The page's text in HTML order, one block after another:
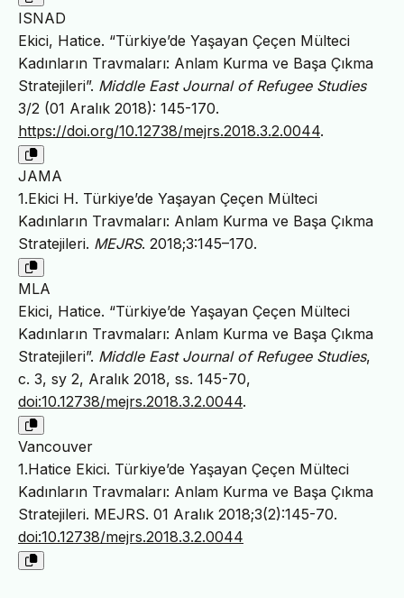
ISNAD
Ekici, Hatice. “Türkiye’de Yaşayan Çeçen Mülteci
Kadınların Travmaları: Anlam Kurma ve Başa Çıkma
Stratejileri”. Middle East Journal of Refugee Studies
3/2 (01 Aralık 2018): 145-170.
https://doi.org/10.12738/mejrs.2018.3.2.0044.
JAMA
1.Ekici H. Türkiye’de Yaşayan Çeçen Mülteci
Kadınların Travmaları: Anlam Kurma ve Başa Çıkma
Stratejileri. MEJRS. 2018;3:145–170.
MLA
Ekici, Hatice. “Türkiye’de Yaşayan Çeçen Mülteci
Kadınların Travmaları: Anlam Kurma ve Başa Çıkma
Stratejileri”. Middle East Journal of Refugee Studies,
c. 3, sy 2, Aralık 2018, ss. 145-70,
doi:10.12738/mejrs.2018.3.2.0044.
Vancouver
1.Hatice Ekici. Türkiye’de Yaşayan Çeçen Mülteci
Kadınların Travmaları: Anlam Kurma ve Başa Çıkma
Stratejileri. MEJRS. 01 Aralık 2018;3(2):145-70.
doi:10.12738/mejrs.2018.3.2.0044